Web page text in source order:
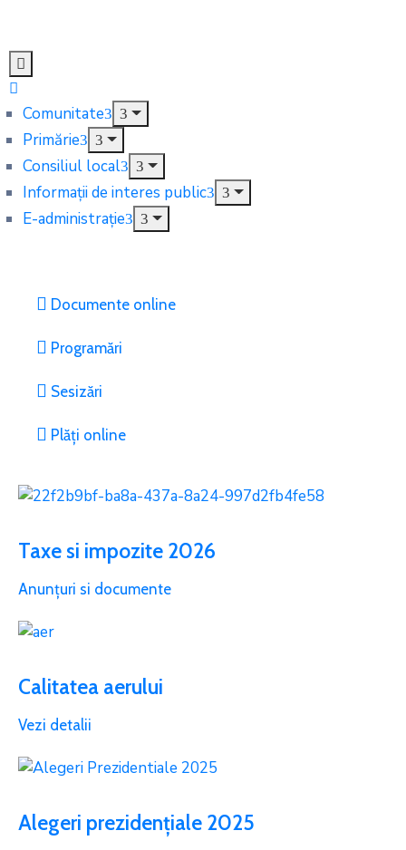
Comunitate
Primărie
Consiliul local
Informații de interes public
E-administrație
Documente online
Programări
Sesizări
Plăți online
Taxe si impozite 2026
Anunțuri si documente
Calitatea aerului
Vezi detalii
Alegeri prezidențiale 2025